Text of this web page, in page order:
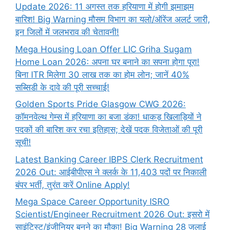
Update 2026: 11 अगस्त तक हरियाणा में होगी झमाझम
बारिश! Big Warning मौसम विभाग का यलो/ऑरेंज अलर्ट जारी,
इन जिलों में जलभराव की चेतावनी!
Mega Housing Loan Offer LIC Griha Sugam
Home Loan 2026: अपना घर बनाने का सपना होगा पूरा!
बिना ITR मिलेगा 30 लाख तक का होम लोन; जानें 40%
सब्सिडी के दावे की पूरी सच्चाई!
Golden Sports Pride Glasgow CWG 2026:
कॉमनवेल्थ गेम्स में हरियाणा का बजा डंका! धाकड़ खिलाड़ियों ने
पदकों की बारिश कर रचा इतिहास; देखें पदक विजेताओं की पूरी
सूची!
Latest Banking Career IBPS Clerk Recruitment
2026 Out: आईबीपीएस ने क्लर्क के 11,403 पदों पर निकाली
बंपर भर्ती, तुरंत करें Online Apply!
Mega Space Career Opportunity ISRO
Scientist/Engineer Recruitment 2026 Out: इसरो में
साइंटिस्ट/इंजीनियर बनने का मौका! Big Warning 28 जुलाई